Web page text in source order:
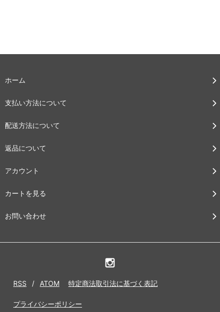
ホーム
支払い方法について
配送方法について
返品について
アカウント
カートを見る
お問い合わせ
RSS / ATOM 特定商法取引法に基づく表記
プライバシーポリシー